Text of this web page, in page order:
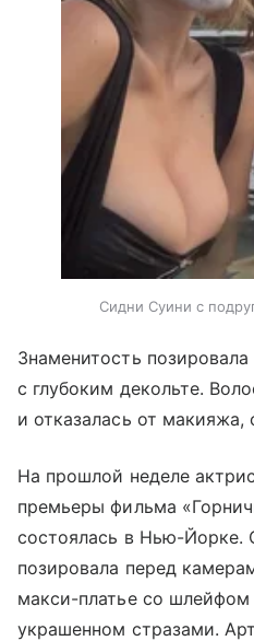
Сидни Суини с
Знаменитость
с глубоким декольте.
и отказалась от макияжа,
На прошлой неделе
премьеры фильма
состоялась в Нью-Йорке.
позировала перед
макси-платье со шлейфом
украшенном стразами.